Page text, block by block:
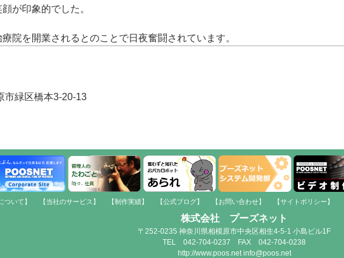
が印象的でした。
院を開業されるとのことで日夜奮闘されています。
緑区橋本3-20-13
ついて】 【当社のサービス】 【制作実績】 【公式ブログ】 【お問い合わせ】 【サイトポリシー】
株式会社 プーズネット
〒252-0235 神奈川県相模原市中央区相生4-5-1 小島ビル1F
TEL 042-704-0237 FAX 042-704-0238
http://www.poos.net info@poos.net